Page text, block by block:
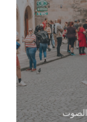
الصوت